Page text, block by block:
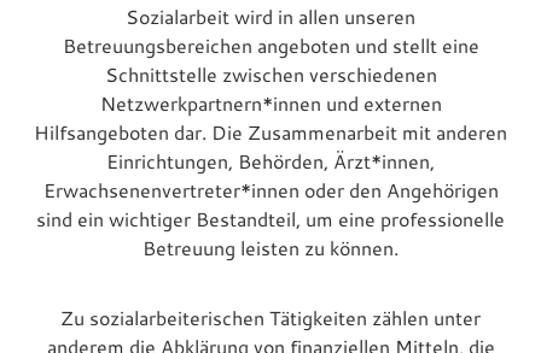
Sozialarbeit wird in allen unseren
Betreuungsbereichen angeboten und stellt eine
Schnittstelle zwischen verschiedenen
Netzwerkpartnern*innen und externen
Hilfsangeboten dar. Die Zusammenarbeit mit anderen
Einrichtungen, Behörden, Ärzt*innen,
Erwachsenenvertreter*innen oder den Angehörigen
sind ein wichtiger Bestandteil, um eine professionelle
Betreuung leisten zu können.
Zu sozialarbeiterischen Tätigkeiten zählen unter
anderem die Abklärung von finanziellen Mitteln, die